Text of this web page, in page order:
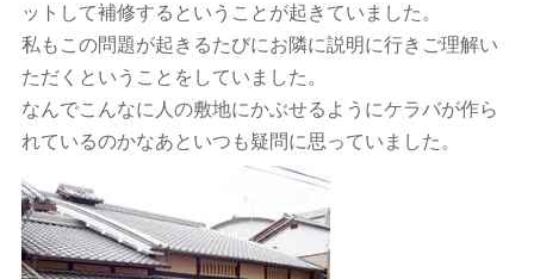
ットして補修するということが起きていました。
私もこの問題が起きるたびにお隣に説明に行きご理解い
ただくということをしていました。
なんでこんなに人の敷地にかぶせるようにケラバが作ら
れているのかなあといつも疑問に思っていました。